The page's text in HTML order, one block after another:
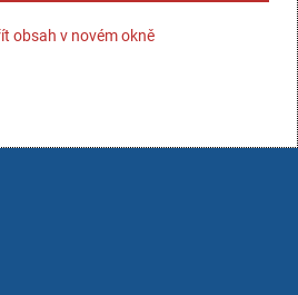
obsah v novém okně